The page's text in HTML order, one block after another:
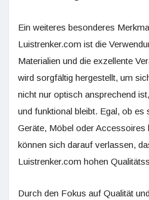
Ein weiteres besonderes
Luistrenker.com ist die
Materialien und die exzellente
wird sorgfältig hergestellt, um
nicht nur optisch ansprechend
und funktional bleibt. Egal, ob es
Geräte, Möbel oder Accessoires
können sich darauf verlassen,
Luistrenker.com hohen
Durch den Fokus auf Qualität